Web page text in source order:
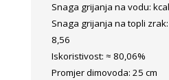
Snaga grijanja na vodu:
Snaga grijanja na topli
8,56
Iskoristivost: ≈ 80,06%
Promjer dimovoda: 25 cm